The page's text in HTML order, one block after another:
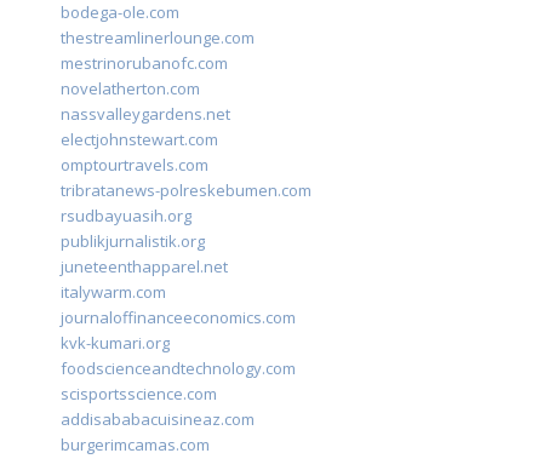
bodega-ole.com
thestreamlinerlounge.com
mestrinorubanofc.com
novelatherton.com
nassvalleygardens.net
electjohnstewart.com
omptourtravels.com
tribratanews-polreskebumen.com
rsudbayuasih.org
publikjurnalistik.org
juneteenthapparel.net
italywarm.com
journaloffinanceeconomics.com
kvk-kumari.org
foodscienceandtechnology.com
scisportsscience.com
addisababacuisineaz.com
burgerimcamas.com